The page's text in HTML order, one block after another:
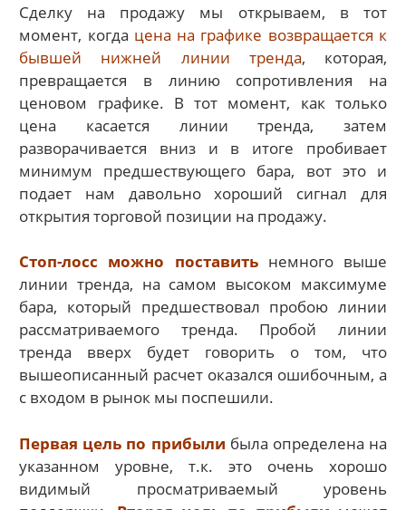
Сделку на продажу мы открываем, в тот
момент, когда цена на графике возвращается к
бывшей нижней линии тренда, которая,
превращается в линию сопротивления на
ценовом графике. В тот момент, как только
цена касается линии тренда, затем
разворачивается вниз и в итоге пробивает
минимум предшествующего бара, вот это и
подает нам давольно хороший сигнал для
открытия торговой позиции на продажу.
Стоп-лосс можно поставитьнемного выше
линии тренда, на самом высоком максимуме
бара, который предшествовал пробою линии
рассматриваемого тренда. Пробой линии
тренда вверх будет говорить о том, что
вышеописанный расчет оказался ошибочным, а
с входом в рынок мы поспешили.
Первая цель по прибыли была определена на
указанном уровне, т.к. это очень хорошо
видимый просматриваемый уровень